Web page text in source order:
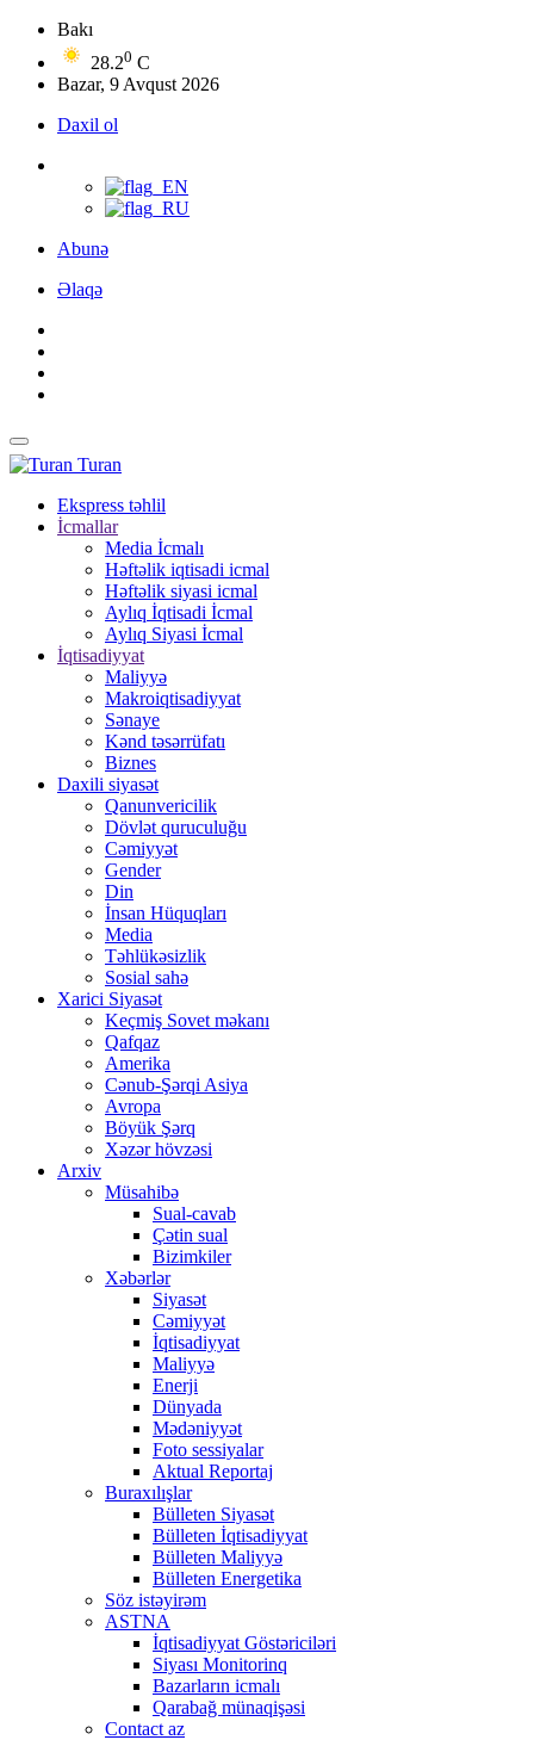
Bakı
28.20 C
Bazar, 9 Avqust 2026
Daxil ol
Abunə
Əlaqə
Turan
Ekspress təhlil
İcmallar
Media İcmalı
Həftəlik iqtisadi icmal
Həftəlik siyasi icmal
Aylıq İqtisadi İcmal
Aylıq Siyasi İcmal
İqtisadiyyat
Maliyyə
Makroiqtisadiyyat
Sənaye
Kənd təsərrüfatı
Biznes
Daxili siyasət
Qanunvericilik
Dövlət quruculuğu
Cəmiyyət
Gender
Din
İnsan Hüquqları
Media
Təhlükəsizlik
Sosial sahə
Xarici Siyasət
Keçmiş Sovet məkanı
Qafqaz
Amerika
Cənub-Şərqi Asiya
Avropa
Böyük Şərq
Xəzər hövzəsi
Arxiv
Müsahibə
Sual-cavab
Çətin sual
Bizimkiler
Xəbərlər
Siyasət
Cəmiyyət
İqtisadiyyat
Maliyyə
Enerji
Dünyada
Mədəniyyət
Foto sessiyalar
Aktual Reportaj
Buraxılışlar
Bülleten Siyasət
Bülleten İqtisadiyyat
Bülleten Maliyyə
Bülleten Energetika
Söz istəyirəm
ASTNA
İqtisadiyyat Göstəriciləri
Siyası Monitorinq
Bazarların icmalı
Qarabağ münaqişəsi
Contact az